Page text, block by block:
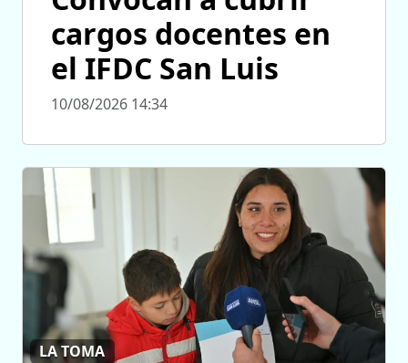
cargos docentes en
el IFDC San Luis
10/08/2026 14:34
LA TOMA